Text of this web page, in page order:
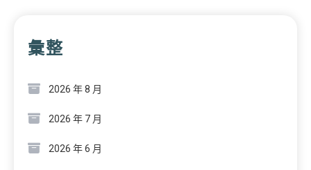
彙整
2026 年 8 月
2026 年 7 月
2026 年 6 月